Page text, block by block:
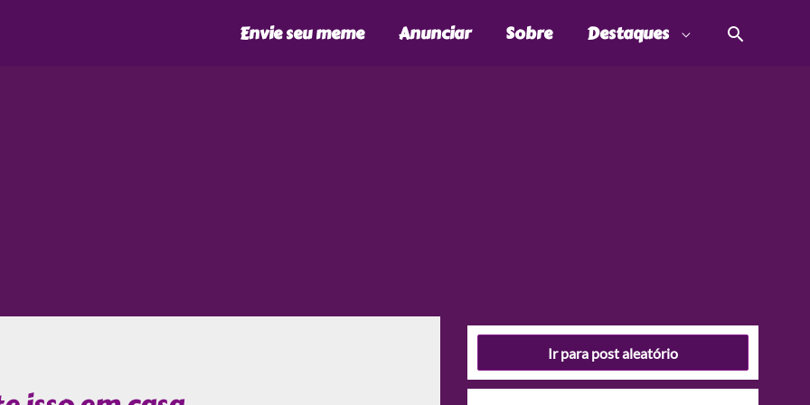
Envie seu meme Anunciar Sobre Destaques
Ir para post aleatório